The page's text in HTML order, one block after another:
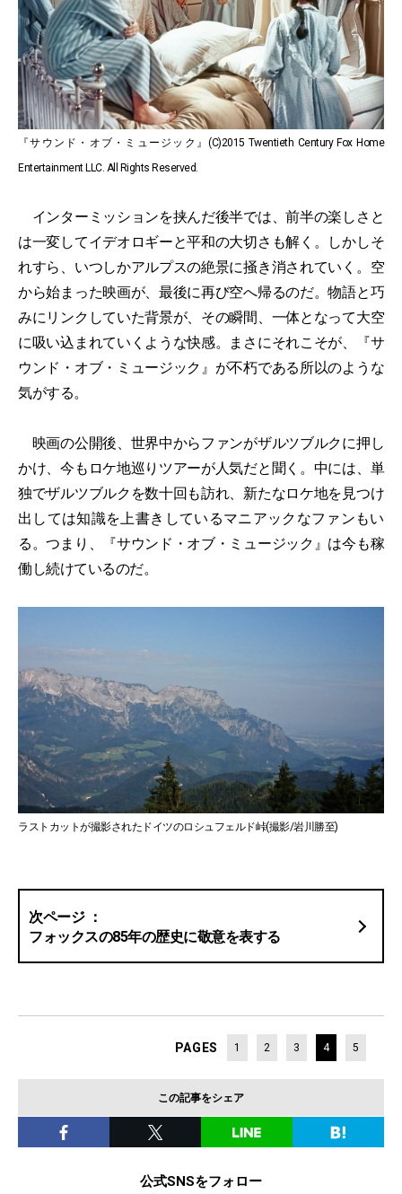
『サウンド・オブ・ミュージック』(C)2015 Twentieth Century Fox Home
Entertainment LLC. All Rights Reserved.
インターミッションを挟んだ後半では、前半の楽しさと
は一変してイデオロギーと平和の大切さも解く。しかしそ
れすら、いつしかアルプスの絶景に掻き消されていく。空
から始まった映画が、最後に再び空へ帰るのだ。物語と巧
みにリンクしていた背景が、その瞬間、一体となって大空
に吸い込まれていくような快感。まさにそれこそが、『サ
ウンド・オブ・ミュージック』が不朽である所以のような
気がする。
映画の公開後、世界中からファンがザルツブルクに押し
かけ、今もロケ地巡りツアーが人気だと聞く。中には、単
独でザルツブルクを数十回も訪れ、新たなロケ地を見つけ
出しては知識を上書きしているマニアックなファンもい
る。つまり、『サウンド・オブ・ミュージック』は今も稼
働し続けているのだ。
ラストカットが撮影されたドイツのロシュフェルド峠(撮影/岩川勝至)
フォックスの85年の歴史に敬意を表する
PAGES 1 2 3 4 5
この記事をシェア
公式SNSをフォロー